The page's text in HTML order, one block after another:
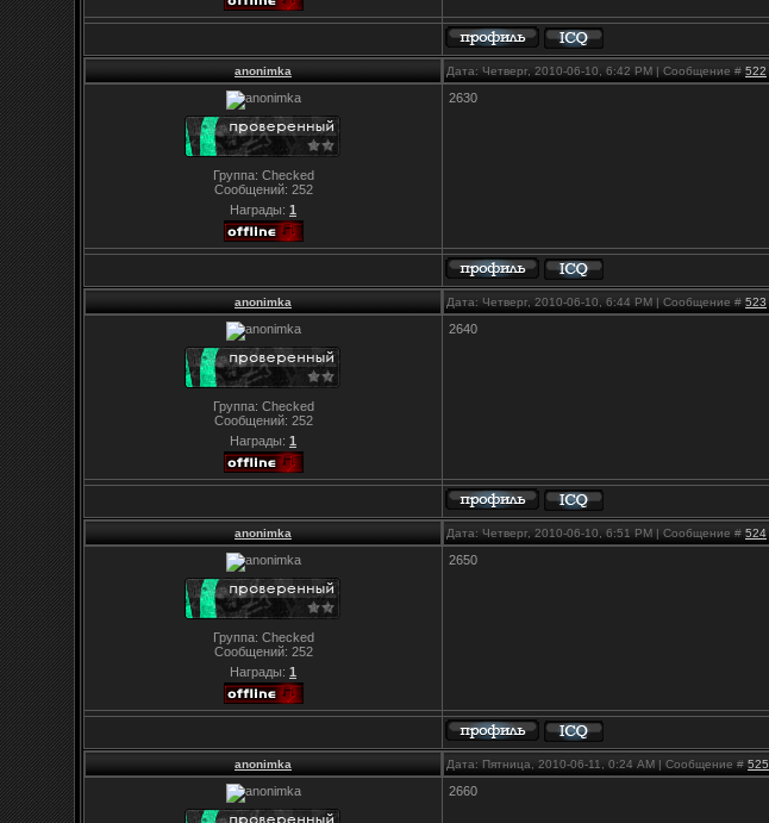
anonimka Дата: Четверг, 2010-06-10, 6:42 PM | Сообщение # 522
Группа: Checked
Сообщений: 252
Награды: 1
2630
anonimka Дата: Четверг, 2010-06-10, 6:44 PM | Сообщение # 523
Группа: Checked
Сообщений: 252
Награды: 1
2640
anonimka Дата: Четверг, 2010-06-10, 6:51 PM | Сообщение # 524
Группа: Checked
Сообщений: 252
Награды: 1
2650
anonimka Дата: Пятница, 2010-06-11, 0:24 AM | Сообщение # 525
2660